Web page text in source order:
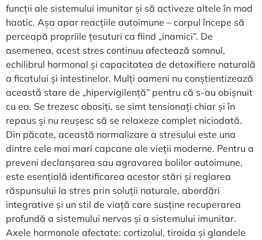
funcții ale sistemului imunitar și să activeze altele în mod
haotic. Așa apar reacțiile autoimune – corpul începe să
perceapă propriile țesuturi ca fiind „inamici”. De
asemenea, acest stres continuu afectează somnul,
echilibrul hormonal și capacitatea de detoxifiere naturală
a ficatului și intestinelor. Mulți oameni nu conștientizează
această stare de „hipervigilență” pentru că s-au obișnuit
cu ea. Se trezesc obosiți, se simt tensionați chiar și în
repaus și nu reușesc să se relaxeze complet niciodată.
Din păcate, această normalizare a stresului este una
dintre cele mai mari capcane ale vieții moderne. Pentru a
preveni declanșarea sau agravarea bolilor autoimune,
este esențială identificarea acestor stări și reglarea
răspunsului la stres prin soluții naturale, abordări
integrative și un stil de viață care susține recuperarea
profundă a sistemului nervos și a sistemului imunitar.
Axele hormonale afectate: cortizolul, tiroida și glandele